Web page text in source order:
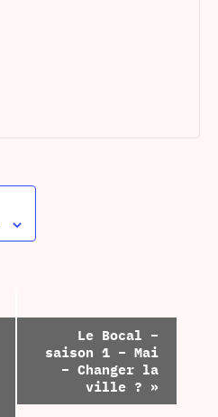
Le Bocal –
saison 1 – Mai
– Changer la
ville ? »